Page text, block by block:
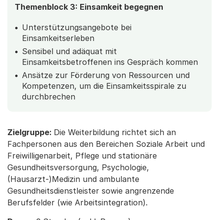
Themenblock 3: Einsamkeit begegnen
Unterstützungsangebote bei
Einsamkeitserleben
Sensibel und adäquat mit
Einsamkeitsbetroffenen ins Gespräch kommen
Ansätze zur Förderung von Ressourcen und
Kompetenzen, um die Einsamkeitsspirale zu
durchbrechen
Zielgruppe: Die Weiterbildung richtet sich an
Fachpersonen aus den Bereichen Soziale Arbeit und
Freiwilligenarbeit, Pflege und stationäre
Gesundheitsversorgung, Psychologie,
(Hausarzt-)Medizin und ambulante
Gesundheitsdienstleister sowie angrenzende
Berufsfelder (wie Arbeitsintegration).